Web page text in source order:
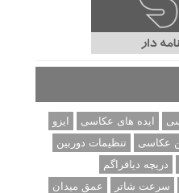
ایده های عکاسی
ایزو
عکاسی
تنظیمات دوربین
دریچه دیافراگم
سرعت شاتر
عمق میدان